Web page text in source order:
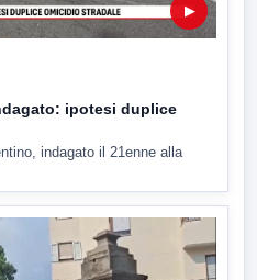
▶
ipotesi duplice
indagato il 21enne alla